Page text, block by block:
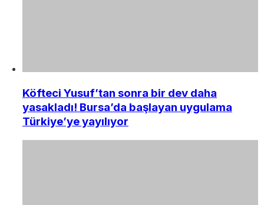
Köfteci Yusuf’tan sonra bir dev daha
yasakladı! Bursa’da başlayan uygulama
Türkiye’ye yayılıyor